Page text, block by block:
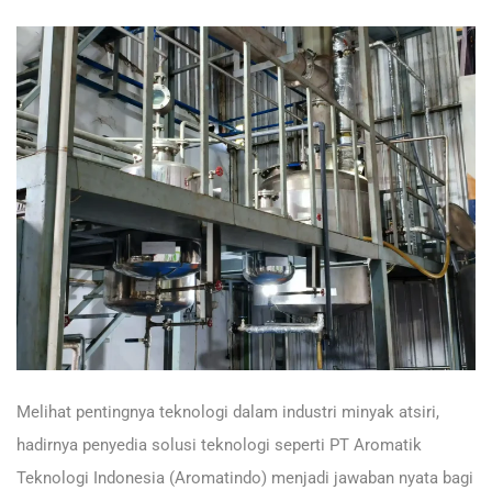
Melihat pentingnya teknologi dalam industri minyak atsiri,
hadirnya penyedia solusi teknologi seperti PT Aromatik
Teknologi Indonesia (Aromatindo) menjadi jawaban nyata bagi